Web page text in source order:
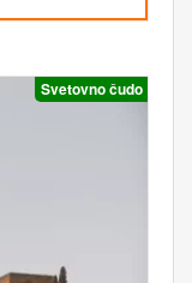
Svetovno čudo